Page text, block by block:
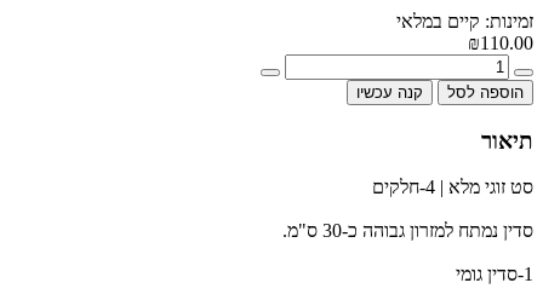
זמינות: קיים במלאי
₪110.00
הוספה לסל קנה עכשיו
תיאור
סט זוגי מלא | 4-חלקים
סדין נמתח למזרון גבוהה כ-30 ס"מ.
1-סדין גומי